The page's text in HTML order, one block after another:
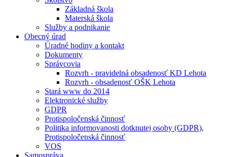
Základná škola
Materská škola
Služby a podnikanie
Obecný úrad
Úradné hodiny a kontakt
Dokumenty
Správcovia
Rozvrh - pravidelná obsadenosť KD Lehota
Rozvrh - obsadenosť OŠK Lehota
Stará www do 2014
Elektronické služby
GDPR
Protispoločenská činnosť
Politika informovanosti dotknutej osoby (GDPR),
Protispoločenská činnosť
VOS
Samospráva